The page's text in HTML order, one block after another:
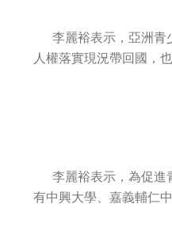
李麗裕表示，亞洲青
人權落實現況帶回國，
李麗裕表示，為促進
有中興大學、嘉義輔仁